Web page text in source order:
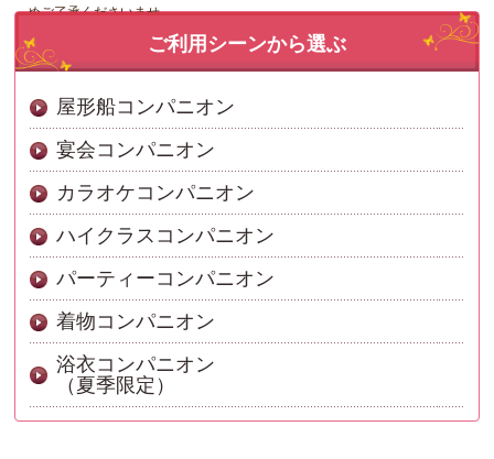
めご了承くださいませ。
ご利用シーンから選ぶ
屋形船コンパニオン
宴会コンパニオン
カラオケコンパニオン
ハイクラスコンパニオン
パーティーコンパニオン
着物コンパニオン
浴衣コンパニオン
（夏季限定）